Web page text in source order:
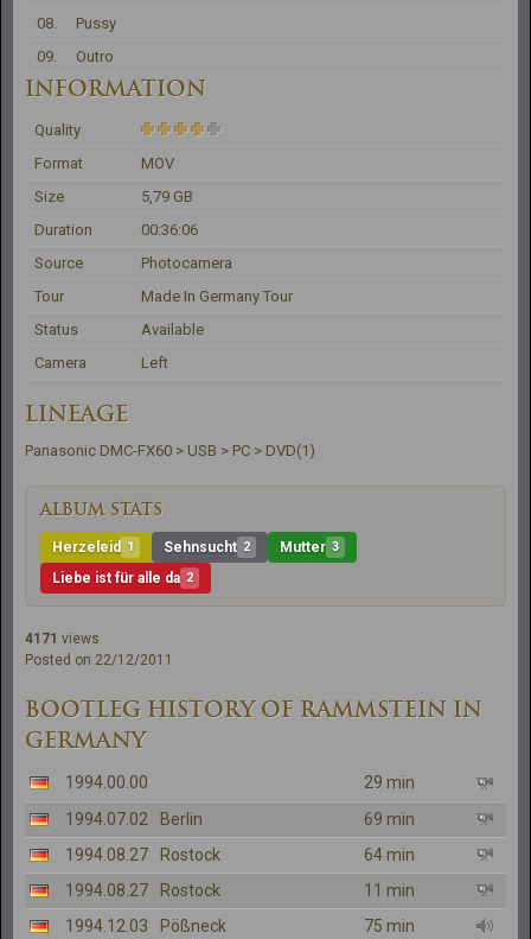
08.
Pussy
09.
Outro
INFORMATION
Quality
Format
MOV
Size
5,79 GB
Duration
00:36:06
Source
Photocamera
Tour
Made In Germany Tour
Status
Available
Camera
Left
LINEAGE
Panasonic DMC-FX60 > USB > PC > DVD(1)
ALBUM STATS
Herzeleid 1 Sehnsucht 2 Mutter 3
Liebe ist für alle da 2
4171 views
Posted on 22/12/2011
BOOTLEG HISTORY OF RAMMSTEIN IN
GERMANY
1994.00.00
29 min
1994.07.02
Berlin
69 min
1994.08.27
Rostock
64 min
1994.08.27
Rostock
11 min
1994.12.03
Pößneck
75 min